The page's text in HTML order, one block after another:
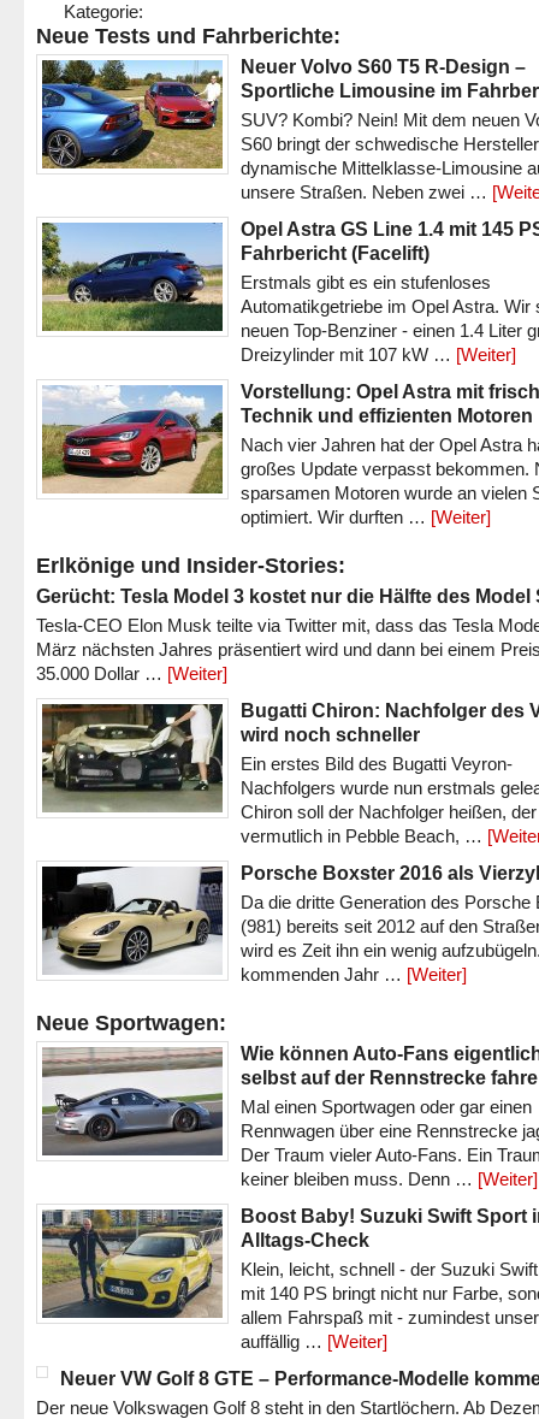
Kategorie:
Neue Tests und Fahrberichte:
Neuer Volvo S60 T5 R-Design –
Sportliche Limousine im
SUV? Kombi? Nein! Mit dem neuen
S60 bringt der schwedische
dynamische Mittelklasse-Limousine
unsere Straßen. Neben zwei …
Opel Astra GS Line 1.4 mit 145
Fahrbericht (Facelift)
Erstmals gibt es ein stufenloses
Automatikgetriebe im Opel Astra. Wir
neuen Top-Benziner - einen 1.4 Liter
Dreizylinder mit 107 kW … [Weiter]
Vorstellung: Opel Astra mit
Technik und effizienten Motoren
Nach vier Jahren hat der Opel Astra
großes Update verpasst bekommen.
sparsamen Motoren wurde an vielen
optimiert. Wir durften … [Weiter]
Erlkönige und Insider-Stories:
Gerücht: Tesla Model 3 kostet nur die Hälfte des Model
Tesla-CEO Elon Musk teilte via Twitter mit, dass das Tesla
März nächsten Jahres präsentiert wird und dann bei einem
35.000 Dollar … [Weiter]
Bugatti Chiron: Nachfolger des
wird noch schneller
Ein erstes Bild des Bugatti Veyron-
Nachfolgers wurde nun erstmals
Chiron soll der Nachfolger heißen, der
vermutlich in Pebble Beach, …
Porsche Boxster 2016 als
Da die dritte Generation des Porsche
(981) bereits seit 2012 auf den
wird es Zeit ihn ein wenig
kommenden Jahr … [Weiter]
Neue Sportwagen:
Wie können Auto-Fans
selbst auf der Rennstrecke
Mal einen Sportwagen oder gar einen
Rennwagen über eine Rennstrecke
Der Traum vieler Auto-Fans. Ein
keiner bleiben muss. Denn … [Weiter]
Boost Baby! Suzuki Swift Sport
Alltags-Check
Klein, leicht, schnell - der Suzuki
mit 140 PS bringt nicht nur Farbe,
allem Fahrspaß mit - zumindest unser
auffällig … [Weiter]
Neuer VW Golf 8 GTE – Performance-Modelle
Der neue Volkswagen Golf 8 steht in den Startlöchern. Ab